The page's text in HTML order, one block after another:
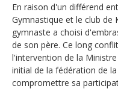
En raison d'un différend
Gymnastique et le club de
gymnaste a choisi
de son père. Ce long
l'intervention de la
initial de la fédération de
compromettre sa